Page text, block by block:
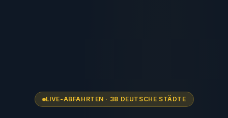
LIVE-ABFAHRTEN · 38 DEUTSCHE STÄDTE